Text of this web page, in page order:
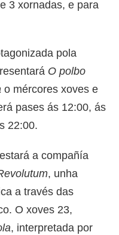
3 xornadas, e para
pola
O polbo
o mércores xoves e
pases ás 12:00, ás
22:00.
a compañía
, unha
a través das
O xoves 23,
, interpretada por